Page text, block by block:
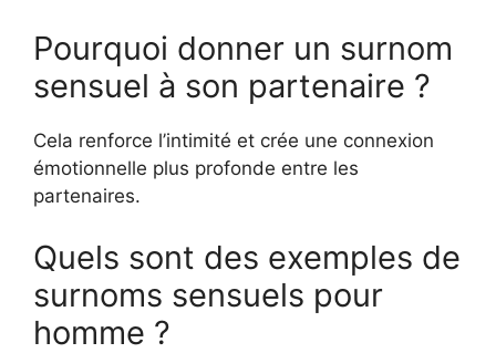
Pourquoi donner un surnom
sensuel à son partenaire ?
Cela renforce l’intimité et crée une connexion
émotionnelle plus profonde entre les
partenaires.
Quels sont des exemples de
surnoms sensuels pour
homme ?